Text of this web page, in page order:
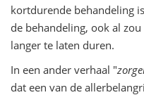
kortdurende behandeling
de behandeling, ook al
langer te laten duren.
In een ander verhaal "
dat een van de